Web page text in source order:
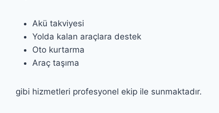
Akü takviyesi
Yolda kalan araçlara destek
Oto kurtarma
Araç taşıma
gibi hizmetleri profesyonel ekip ile sunmaktadır.